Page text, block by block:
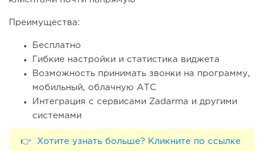
Преимущества:
Бесплатно
Гибкие настройки и статистика виджета
Возможность принимать звонки на программу,
мобильный, облачную АТС
Интеграция с сервисами Zadarma и другими
системами
👉 Хотите узнать больше? Кликните по ссылке